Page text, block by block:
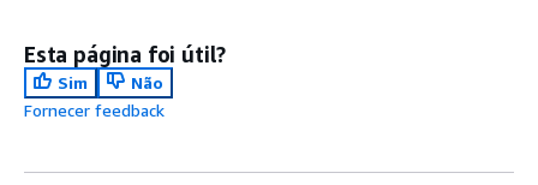
Esta página foi útil?
Sim
Não
Fornecer feedback